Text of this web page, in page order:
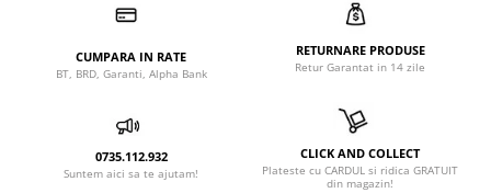
CUMPARA IN RATE
BT, BRD, Garanti, Alpha Bank
RETURNARE PRODUSE
Retur Garantat in 14 zile
0735.112.932
Suntem aici sa te ajutam!
CLICK AND COLLECT
Plateste cu CARDUL si ridica GRATUIT
din magazin!